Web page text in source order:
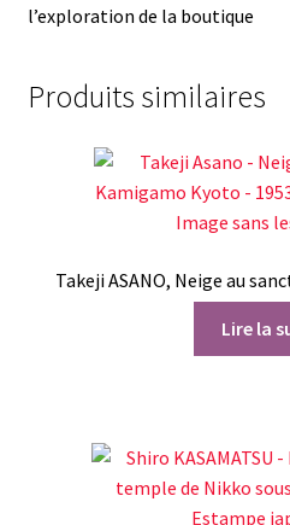
l’exploration de la boutique
Produits similaires
Takeji ASANO, Neige au
Lire la